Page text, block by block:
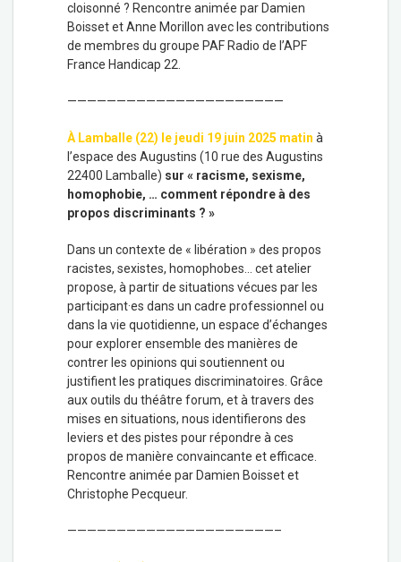
cloisonné ? Rencontre animée par Damien
Boisset et Anne Morillon avec les contributions
de membres du groupe PAF Radio de l’APF
France Handicap 22.
——————————————————————
À Lamballe (22) le jeudi 19 juin 2025 matin à
l’espace des Augustins (10 rue des Augustins
22400 Lamballe) sur « racisme, sexisme,
homophobie, … comment répondre à des
propos discriminants ? »
Dans un contexte de « libération » des propos
racistes, sexistes, homophobes… cet atelier
propose, à partir de situations vécues par les
participant·es dans un cadre professionnel ou
dans la vie quotidienne, un espace d’échanges
pour explorer ensemble des manières de
contrer les opinions qui soutiennent ou
justifient les pratiques discriminatoires. Grâce
aux outils du théâtre forum, et à travers des
mises en situations, nous identifierons des
leviers et des pistes pour répondre à ces
propos de manière convaincante et efficace.
Rencontre animée par Damien Boisset et
Christophe Pecqueur.
—————————————————————–